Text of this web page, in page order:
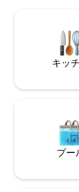
みの番組を表
ャンネルを聞
でリラックス
たの本/ Kindle
やお茶の素敵
ッピングモー
ら数マイル以
お勧めします。
キッ
プー